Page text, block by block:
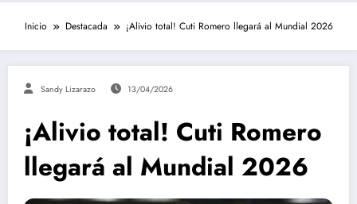
Inicio Destacada ¡Alivio total! Cuti Romero llegará al Mundial 2026
Sandy Lizarazo 13/04/2026
¡Alivio total! Cuti Romero
llegará al Mundial 2026